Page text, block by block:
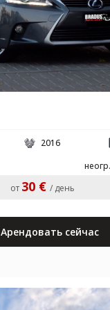
2016
от 30 € / день
Арендовать сейчас